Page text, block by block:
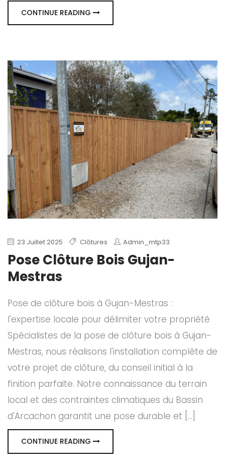
CONTINUE READING
23 Juillet 2025 Clôtures Admin_mtp33
Pose Clôture Bois Gujan-
Mestras
Pose de clôture bois à Gujan-Mestras :
l'expertise locale pour délimiter votre propriété
Spécialistes de la pose de clôture bois à Gujan-
Mestras, nous réalisons l'installation complète de
votre projet de clôture, du conseil initial à la
finition parfaite. Notre connaissance du terrain
local et des contraintes climatiques du Bassin
d'Arcachon garantit une pose durable et [...]
CONTINUE READING